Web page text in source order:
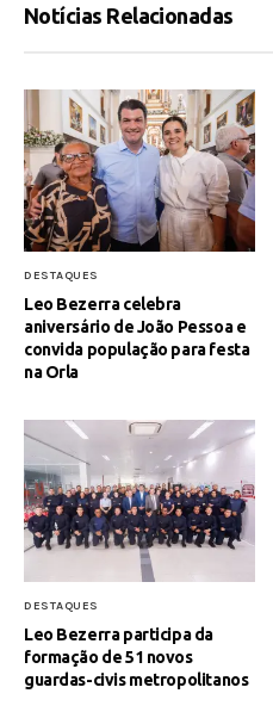
Notícias Relacionadas
DESTAQUES
Leo Bezerra celebra
aniversário de João Pessoa e
convida população para festa
na Orla
DESTAQUES
Leo Bezerra participa da
formação de 51 novos
guardas-civis metropolitanos